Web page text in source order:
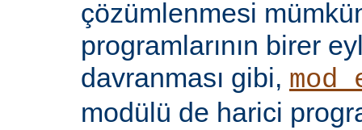
çözümlenmesi
programlarının birer
davranması gibi,
modülü de harici